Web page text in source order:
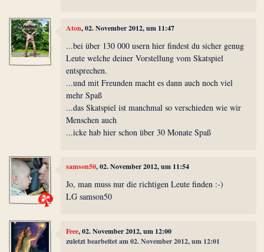
Aton, 02. November 2012, um 11:47
...bei über 130 000 usern hier findest du sicher genug
Leute welche deiner Vorstellung vom Skatspiel
entsprechen.
...und mit Freunden macht es dann auch noch viel
mehr Spaß
...das Skatspiel ist manchmal so verschieden wie wir
Menschen auch
...icke hab hier schon über 30 Monate Spaß
samson50, 02. November 2012, um 11:54
Jo, man muss nur die richtigen Leute finden :-)
LG samson50
Feee, 02. November 2012, um 12:00
zuletzt bearbeitet am 02. November 2012, um 12:01